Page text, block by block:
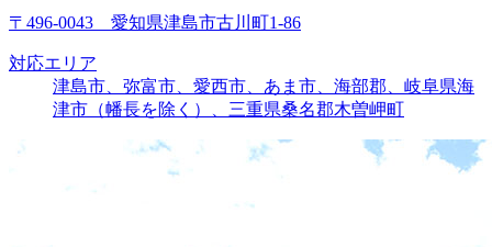
〒496-0043 愛知県津島市古川町1-86
対応エリア
津島市、弥富市、愛西市、あま市、海部郡、岐阜県海
津市（幡長を除く）、三重県桑名郡木曽岬町